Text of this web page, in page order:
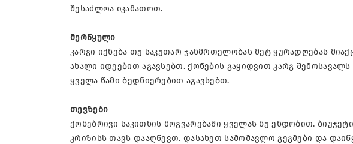
შესაძლოა იკამათოთ.
მერწყული
კარგი იქნება თუ საკუთარ ჯანმრთელობას მეტ ყურადღებას
ახალი იდეებით აგავსებთ. ქონების გაყიდვით კარგ
ყველა წამი ბედნიერებით აგავსებთ.
თევზები
ქონებრივი საკითხის მოგვარებაში ყველას ნუ ენდობით.
კრიზისს თავს დააღწევთ. დასახეთ სამომავლო გეგმები და